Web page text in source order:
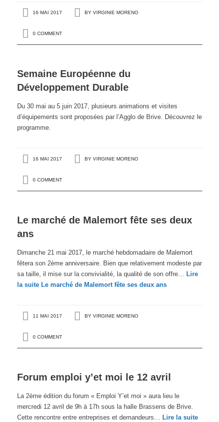
16 MAI 2017 BY VIRGINIE MORENO
0 COMMENT
Semaine Européenne du
Développement Durable
Du 30 mai au 5 juin 2017, plusieurs animations et visites
d’équipements sont proposées par l’Agglo de Brive. Découvrez le
programme.
16 MAI 2017 BY VIRGINIE MORENO
0 COMMENT
Le marché de Malemort fête ses deux
ans
Dimanche 21 mai 2017, le marché hebdomadaire de Malemort
fêtera son 2ème anniversaire. Bien que relativement modeste par
sa taille, il mise sur la convivialité, la qualité de son offre… Lire
la suiteLe marché de Malemort fête ses deux ans
11 MAI 2017 BY VIRGINIE MORENO
0 COMMENT
Forum emploi y’et moi le 12 avril
La 2ème édition du forum « Emploi Y’et moi » aura lieu le
mercredi 12 avril de 9h à 17h sous la halle Brassens de Brive.
Cette rencontre entre entreprises et demandeurs… Lire la suite